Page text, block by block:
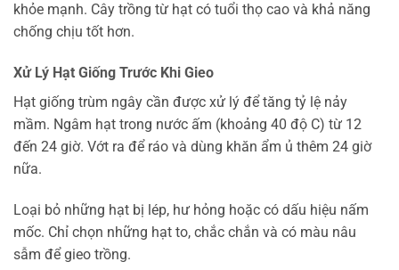
khỏe mạnh. Cây trồng từ hạt có tuổi thọ cao và khả năng
chống chịu tốt hơn.
Xử Lý Hạt Giống Trước Khi Gieo
Hạt giống trùm ngây cần được xử lý để tăng tỷ lệ nảy
mầm. Ngâm hạt trong nước ấm (khoảng 40 độ C) từ 12
đến 24 giờ. Vớt ra để ráo và dùng khăn ẩm ủ thêm 24 giờ
nữa.
Loại bỏ những hạt bị lép, hư hỏng hoặc có dấu hiệu nấm
mốc. Chỉ chọn những hạt to, chắc chắn và có màu nâu
sẫm để gieo trồng.